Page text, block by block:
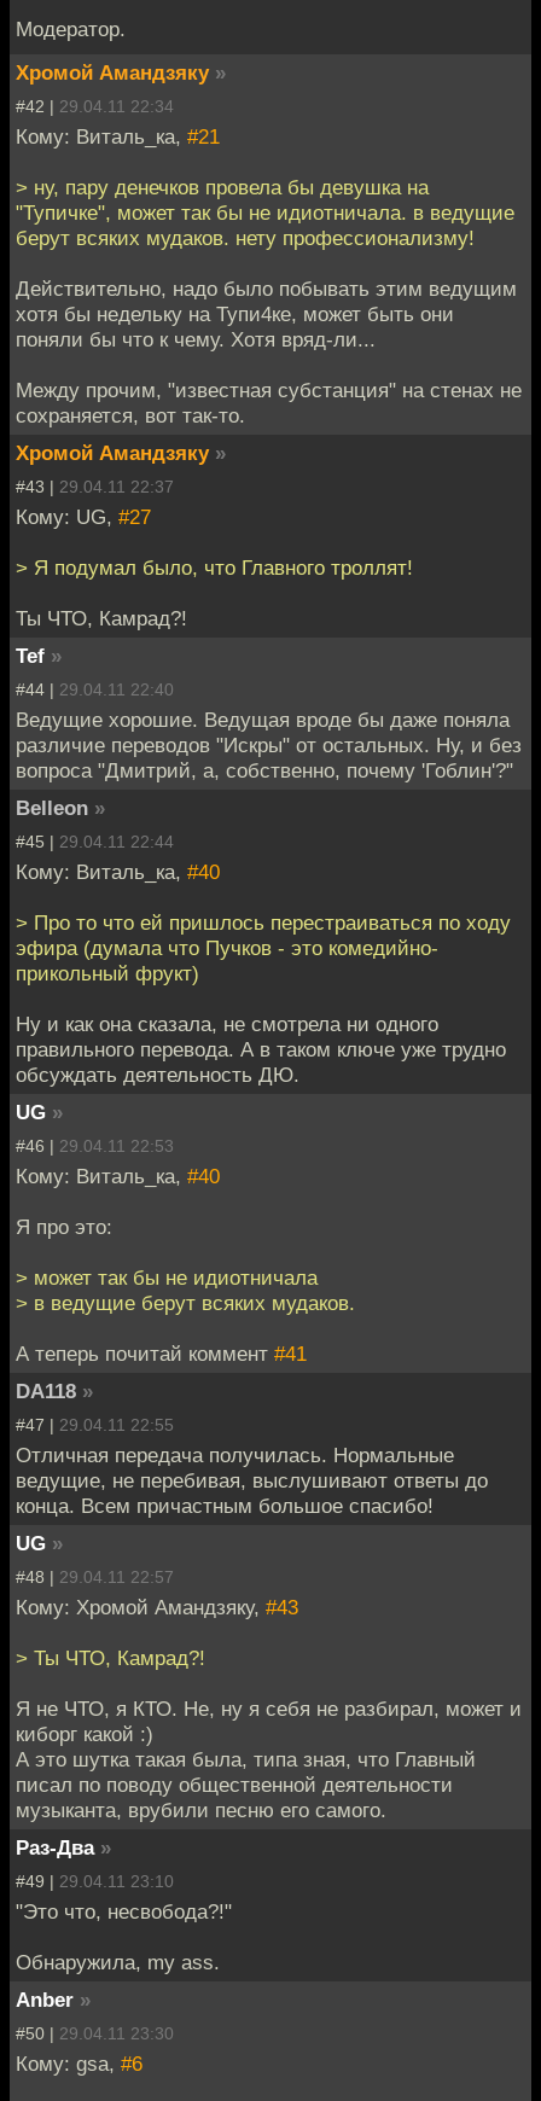
Модератор.
Хромой Амандзяку »
#42 | 29.04.11 22:34
Кому: Виталь_ка, #21
> ну, пару денечков провела бы девушка на
"Тупичке", может так бы не идиотничала. в ведущие
берут всяких мудаков. нету профессионализму!
Действительно, надо было побывать этим ведущим
хотя бы недельку на Тупи4ке, может быть они
поняли бы что к чему. Хотя вряд-ли...
Между прочим, "известная субстанция" на стенах не
сохраняется, вот так-то.
Хромой Амандзяку »
#43 | 29.04.11 22:37
Кому: UG, #27
> Я подумал было, что Главного троллят!
Ты ЧТО, Камрад?!
Tef »
#44 | 29.04.11 22:40
Ведущие хорошие. Ведущая вроде бы даже поняла
различие переводов "Искры" от остальных. Ну, и без
вопроса "Дмитрий, а, собственно, почему 'Гоблин'?"
Belleon »
#45 | 29.04.11 22:44
Кому: Виталь_ка, #40
> Про то что ей пришлось перестраиваться по ходу
эфира (думала что Пучков - это комедийно-
прикольный фрукт)
Ну и как она сказала, не смотрела ни одного
правильного перевода. А в таком ключе уже трудно
обсуждать деятельность ДЮ.
UG »
#46 | 29.04.11 22:53
Кому: Виталь_ка, #40
Я про это:
> может так бы не идиотничала
> в ведущие берут всяких мудаков.
А теперь почитай коммент #41
DA118 »
#47 | 29.04.11 22:55
Отличная передача получилась. Нормальные
ведущие, не перебивая, выслушивают ответы до
конца. Всем причастным большое спасибо!
UG »
#48 | 29.04.11 22:57
Кому: Хромой Амандзяку, #43
> Ты ЧТО, Камрад?!
Я не ЧТО, я КТО. Не, ну я себя не разбирал, может и
киборг какой :)
А это шутка такая была, типа зная, что Главный
писал по поводу общественной деятельности
музыканта, врубили песню его самого.
Раз-Два »
#49 | 29.04.11 23:10
"Это что, несвобода?!"
Обнаружила, my ass.
Anber »
#50 | 29.04.11 23:30
Кому: gsa, #6